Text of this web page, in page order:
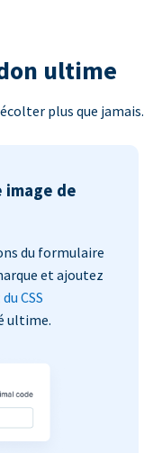
ultime
plus que jamais.
image de
du formulaire
et ajoutez
du CSS
ultime.